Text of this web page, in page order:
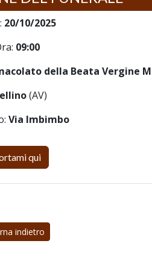
20/10/2025
09:00
della Beata Vergine
(AV)
Via Imbimbo
qui
indietro